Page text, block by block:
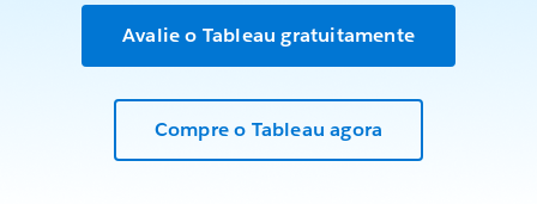
Avalie o Tableau gratuitamente
Compre o Tableau agora